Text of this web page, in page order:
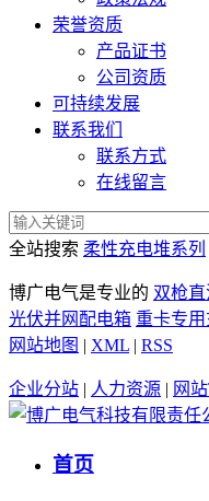
荣誉资质
产品证书
公司资质
可持续发展
联系我们
联系方式
在线留言
全站搜索 柔性充电堆系列
博广电气是专业的 双枪
光伏并网配电箱 重卡专
网站地图 | XML | RSS
企业分站 | 人力资源 | 网
首页